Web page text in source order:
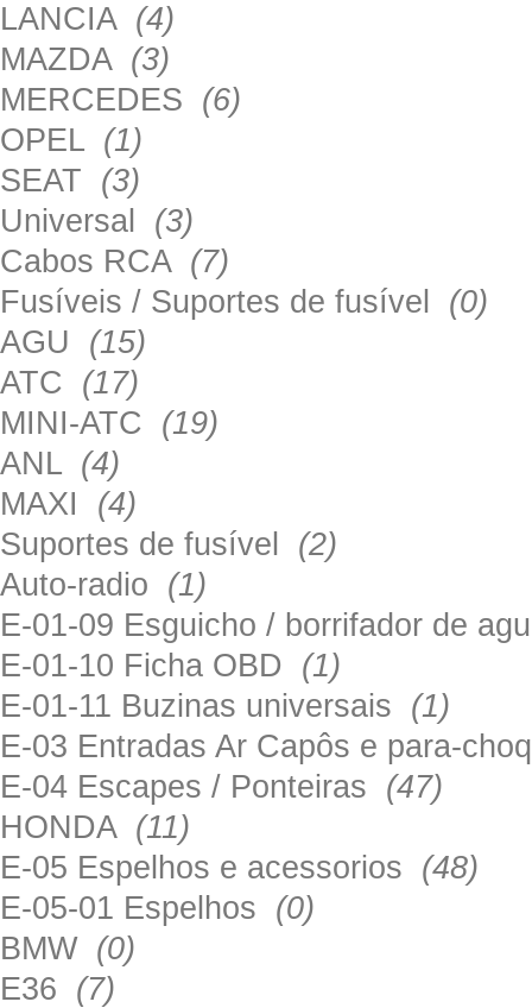
LANCIA (4)
MAZDA (3)
MERCEDES (6)
OPEL (1)
SEAT (3)
Universal (3)
Cabos RCA (7)
Fusíveis / Suportes de fusível (0)
AGU (15)
ATC (17)
MINI-ATC (19)
ANL (4)
MAXI (4)
Suportes de fusível (2)
Auto-radio (1)
E-01-09 Esguicho / borrifador de
E-01-10 Ficha OBD (1)
E-01-11 Buzinas universais (1)
E-03 Entradas Ar Capôs e para-
E-04 Escapes / Ponteiras (47)
HONDA (11)
E-05 Espelhos e acessorios (48)
E-05-01 Espelhos (0)
BMW (0)
E36 (7)